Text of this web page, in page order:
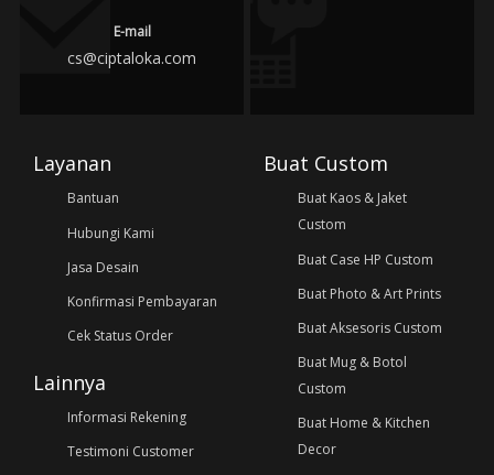
E-mail
cs@ciptaloka.com
Layanan
Bantuan
Hubungi Kami
Jasa Desain
Konfirmasi Pembayaran
Cek Status Order
Lainnya
Informasi Rekening
Testimoni Customer
Buat Custom
Buat Kaos & Jaket
Custom
Buat Case HP Custom
Buat Photo & Art Prints
Buat Aksesoris Custom
Buat Mug & Botol
Custom
Buat Home & Kitchen
Decor